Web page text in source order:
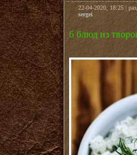
22-04-2020, 18:25 |
sergei
6 блюд из